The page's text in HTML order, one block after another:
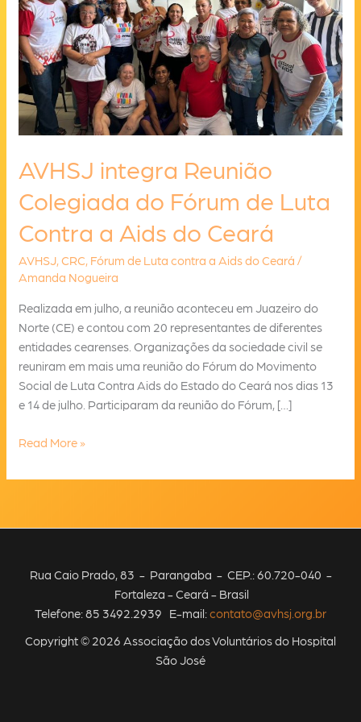
AVHSJ integra Reunião
Colegiada do Fórum de Luta
Contra a Aids do Ceará
AVHSJ,CRC, Fórum de Luta contra a Aids do Ceará /
Amanda Nogueira
Realizada em julho, a reunião aconteceu em Juazeiro do
Norte (CE) e contou com 20 representantes de diferentes
entidades cearenses. Organizações da sociedade civil se
reuniram em mais uma reunião do Fórum do Movimento
Social de Luta Contra Aids do Estado do Ceará nos dias 13
e 14 de julho. Participaram da reunião do Fórum, […]
AVHSJ
Reunião
Luta
Aids
Read More »
Rua Caio Prado, 83 - Parangaba - CEP.: 60.720-040 -
Fortaleza - Ceará - Brasil
Telefone: 85 3492.2939 E-mail:contato@avhsj.org.br
Copyright © 2026 Associação dos Voluntários do Hospital
São José